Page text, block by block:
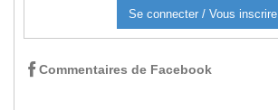
Se connecter / Vous inscrire
Commentaires de Facebook